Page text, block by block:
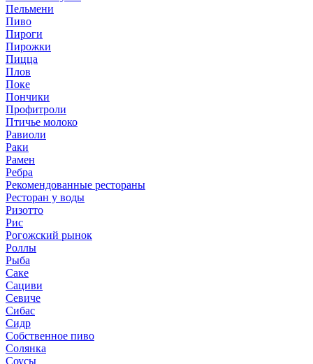
Пельмени
Пиво
Пироги
Пирожки
Пицца
Плов
Поке
Пончики
Профитроли
Птичье молоко
Равиоли
Раки
Рамен
Ребра
Рекомендованные рестораны
Ресторан у воды
Ризотто
Рис
Рогожский рынок
Роллы
Рыба
Саке
Сациви
Севиче
Сибас
Сидр
Собственное пиво
Солянка
Соусы